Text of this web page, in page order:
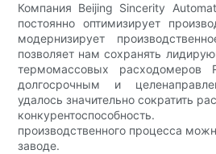
Компания Beijing Sincerity
постоянно оптимизирует
модернизирует
позволяет нам сохранять
термомассовых расходомеров
долгосрочным и
удалось значительно сократить
производственного процесса
заводе.